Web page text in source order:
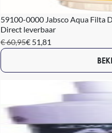
59100-0000 Jabsco Aqua Filta
Direct leverbaar
€ 60,95€ 51,81